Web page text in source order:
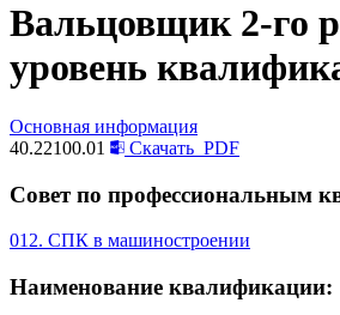
Вальцовщик 2-го
уровень
Основная информация
40.22100.01
Скачать PDF
Совет по профессиональным
012. СПК в машиностроении
Наименование квалификации: